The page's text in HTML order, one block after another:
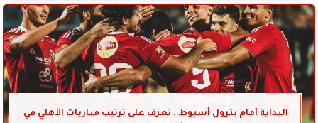
البداية أمام بترول أسيوط.. تعرف على ترتيب مباريات الأهلي في